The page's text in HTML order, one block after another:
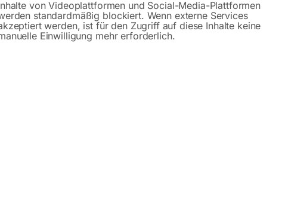
Sigma 4x75W
Lichtmasten Alpha 4x320W-S
von Aurora
von Videoplattformen und Social-Media-Plattformen
standardmäßig blockiert. Wenn externe Services
werden, ist für den Zugriff auf diese Inhalte keine
Einwilligung mehr erforderlich.